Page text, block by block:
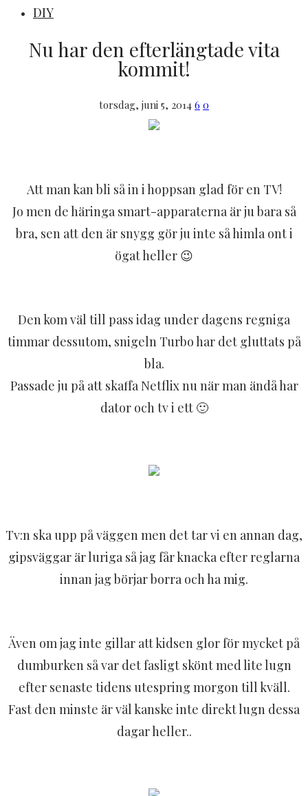
DIY
Nu har den efterlängtade vita
kommit!
torsdag, juni 5, 2014 6 0
Att man kan bli så in i hoppsan glad för en TV!
Jo men de häringa smart-apparaterna är ju bara så
bra, sen att den är snygg gör ju inte så himla ont i
ögat heller 😉
Den kom väl till pass idag under dagens regniga
timmar dessutom, snigeln Turbo har det gluttats på
bla.
Passade ju på att skaffa Netflix nu när man ändå har
dator och tv i ett 🙂
Tv:n ska upp på väggen men det tar vi en annan dag,
gipsväggar är luriga så jag får knacka efter reglarna
innan jag börjar borra och ha mig.
Även om jag inte gillar att kidsen glor för mycket på
dumburken så var det fasligt skönt med lite lugn
efter senaste tidens utespring morgon till kväll.
Fast den minste är väl kanske inte direkt lugn dessa
dagar heller..